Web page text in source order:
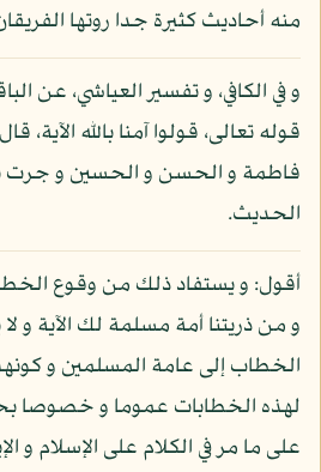
منه أحاديث كثيرة جدا روتها
و في الكافي، و تفسير العياشي، عن
قوله تعالى، قولوا آمنا بالله الآية،
فاطمة و الحسن و الحسين و جرت
الحديث.
أقول: و يستفاد ذلك من وقوع
و من ذريتنا أمة مسلمة لك الآية و
الخطاب إلى عامة المسلمين و
لهذه الخطابات عموما و خصوصا
على ما مر في الكلام على الإسلام و